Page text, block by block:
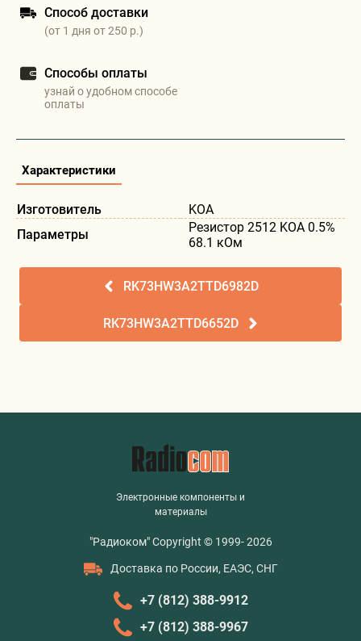
Способ доставки
(от 1 дня от 250 р.)
Способы оплаты
узнай о удобном способе
оплаты
Характеристики
Изготовитель
KOA
Параметры
Резистор 2512 KOA 0.5%
68.1 кОм
RK73HW3A2TTD6982D
RK73HW3A2TTD6652D
Электронные компоненты и
материалы
"Радиоком" Copyright © 1999- 2026
Доставка по России, ЕАЭС, СНГ
+7 (812) 388-9912
+7 (812) 388-9967